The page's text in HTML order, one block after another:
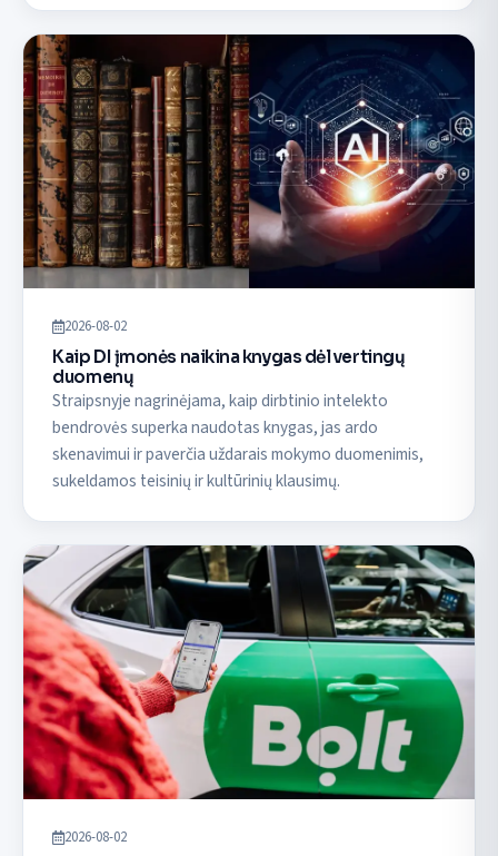
2026-08-02
Kaip DI įmonės naikina knygas dėl vertingų
duomenų
Straipsnyje nagrinėjama, kaip dirbtinio intelekto
bendrovės superka naudotas knygas, jas ardo
skenavimui ir paverčia uždarais mokymo duomenimis,
sukeldamos teisinių ir kultūrinių klausimų.
2026-08-02